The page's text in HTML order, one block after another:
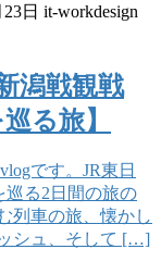
日 it-workdesign
潟戦観戦
る旅】
です。JR東日
巡る2日間の旅の
列車の旅、懐かし
シュ、そして […]